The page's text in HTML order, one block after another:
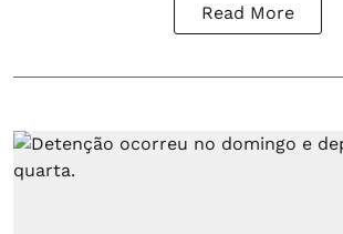
Read More